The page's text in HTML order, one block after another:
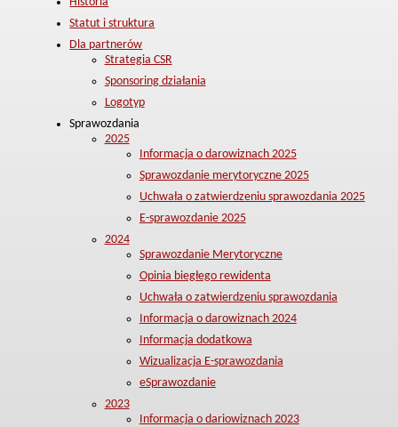
Statut i struktura
Dla partnerów
Strategia CSR
Sponsoring działania
Logotyp
Sprawozdania
2025
Informacja o darowiznach 2025
Sprawozdanie merytoryczne 2025
Uchwała o zatwierdzeniu sprawozdania 2025
E-sprawozdanie 2025
2024
Sprawozdanie Merytoryczne
Opinia biegłego rewidenta
Uchwała o zatwierdzeniu sprawozdania
Informacja o darowiznach 2024
Informacja dodatkowa
Wizualizacja E-sprawozdania
eSprawozdanie
2023
Informacja o dariowiznach 2023